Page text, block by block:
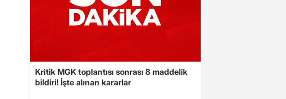
Kritik MGK toplantısı sonrası 8 maddelik
bildiri! İşte alınan kararlar